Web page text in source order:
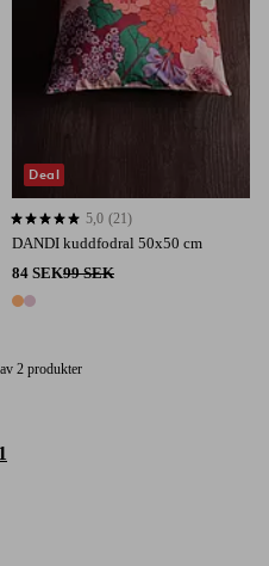
DANDI kuddfodral 50x50 cm
84 SEK99 SEK
2 färger
5,0 baserat på 21 st betyg
5,0 (21)
Deal
2 produkter
1